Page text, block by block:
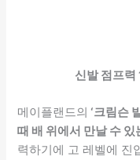
신발 점프
메이플랜드의 ‘크림슨
때 배 위에서 만날 수 있
력하기에 고 레벨에 진